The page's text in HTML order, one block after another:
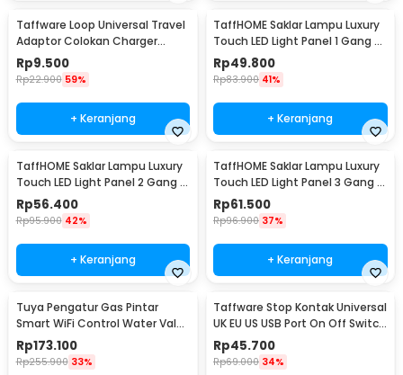
Taffware Loop Universal Travel
Adaptor Colokan Charger
Adapter 2500W - N16
Rp9.500
Rp22.900 59%
+ Keranjang
TaffHOME Saklar Lampu Luxury
Touch LED Light Panel 1 Gang -
AO-001
Rp49.800
Rp83.900 41%
+ Keranjang
TaffHOME Saklar Lampu Luxury
Touch LED Light Panel 2 Gang -
AO-001
Rp56.400
Rp95.900 42%
+ Keranjang
TaffHOME Saklar Lampu Luxury
Touch LED Light Panel 3 Gang -
AO-001
Rp61.500
Rp96.900 37%
+ Keranjang
Tuya Pengatur Gas Pintar
Smart WiFi Control Water Valve
Gas Controller - YB5
Rp173.100
Rp255.900 33%
Taffware Stop Kontak Universal
UK EU US USB Port On Off Switch
- DZ-E2-11
Rp45.700
Rp69.000 34%